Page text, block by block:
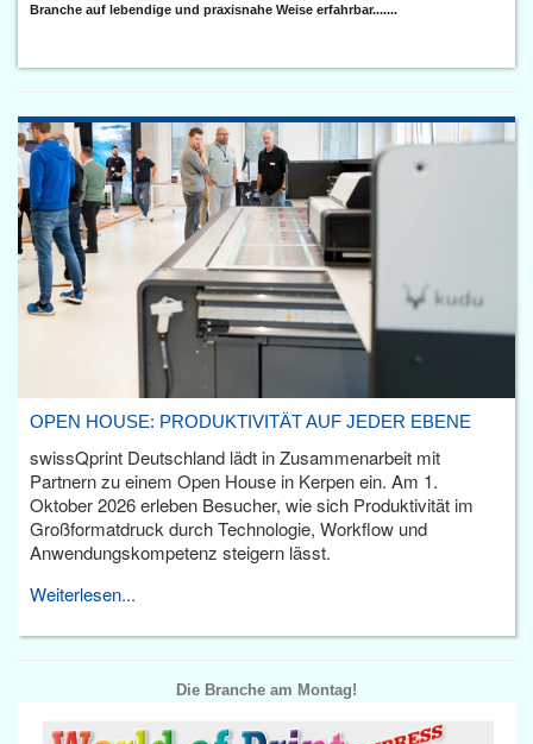
Branche auf lebendige und praxisnahe Weise erfahrbar.......
OPEN HOUSE: PRODUKTIVITÄT AUF JEDER EBENE
swissQprint Deutschland lädt in Zusammenarbeit mit
Partnern zu einem Open House in Kerpen ein. Am 1.
Oktober 2026 erleben Besucher, wie sich Produktivität im
Großformatdruck durch Technologie, Workflow und
Anwendungskompetenz steigern lässt.
Weiterlesen...
Die Branche am Montag!